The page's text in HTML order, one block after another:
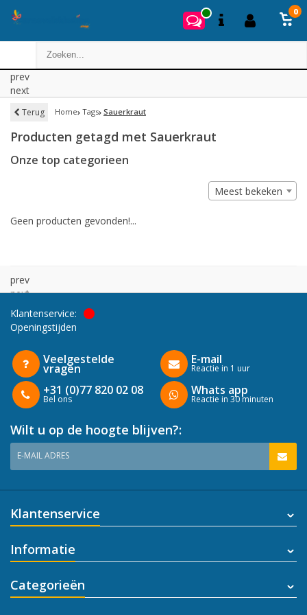
0
prev
next
Terug Home Tags Sauerkraut
Producten getagd met Sauerkraut
Onze top categorieen
Meest bekeken
Geen producten gevonden!...
prev
next
Klantenservice:
Openingstijden
Veelgestelde
vragen
+31 (0)77 820 02 08
Bel ons
E-mail
Reactie in 1 uur
Whats app
Reactie in 30 minuten
Wilt u op de hoogte blijven?:
E-MAIL ADRES
Klantenservice
Informatie
Categorieën